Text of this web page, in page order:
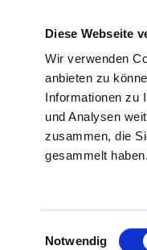
Diese Webseite
Wir verwenden
anbieten zu
Informationen zu
und Analysen
zusammen, die
gesammelt haben.
Notwendig
der Fachabteilung